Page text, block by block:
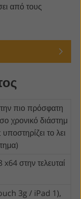
από τους
πιο πρόσφατη
χρονικό διάστημ
το λει
στην τελευταί
3g / iPad 1),